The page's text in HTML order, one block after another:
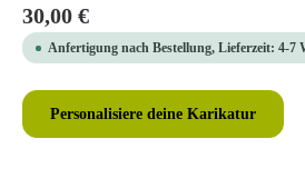
Regulärer Preis:
30,00 €
Anfertigung nach Bestellung, Lieferzeit: 4-7
Personalisiere deine Karikatur